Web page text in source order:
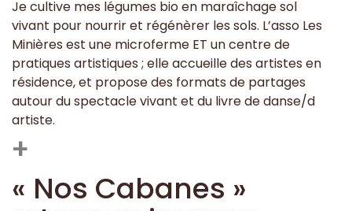
Je cultive mes légumes bio en maraîchage sol
vivant pour nourrir et régénèrer les sols. L’asso Les
Minières est une microferme ET un centre de
pratiques artistiques ; elle accueille des artistes en
résidence, et propose des formats de partages
autour du spectacle vivant et du livre de danse/d
artiste.
+
« Nos Cabanes »